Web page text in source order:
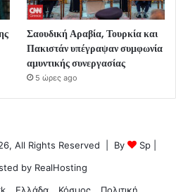
Σαουδική Αραβία, Τουρκία και
Πακιστάν υπέγραψαν συμφωνία
αμυντικής συνεργασίας
5 ώρες ago
All Rights Reserved | By Sp
by RealHosting
Ελλάδα Κόσμος Πολιτική